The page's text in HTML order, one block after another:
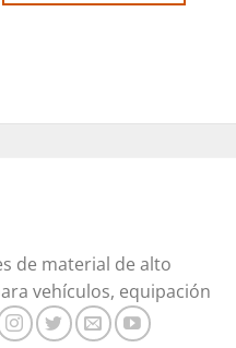
Las
la
página
de
producto
de material de alto
vehículos, equipación